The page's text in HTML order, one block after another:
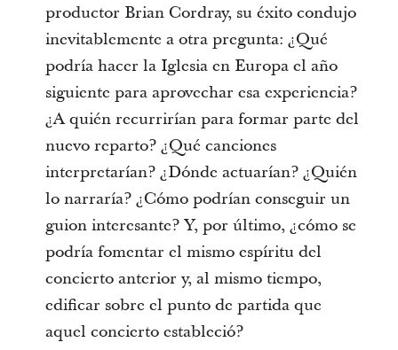
productor Brian Cordray, su éxito condujo
inevitablemente a otra pregunta: ¿Qué
podría hacer la Iglesia en Europa el año
siguiente para aprovechar esa experiencia?
¿A quién recurrirían para formar parte del
nuevo reparto? ¿Qué canciones
interpretarían? ¿Dónde actuarían? ¿Quién
lo narraría? ¿Cómo podrían conseguir un
guion interesante? Y, por último, ¿cómo se
podría fomentar el mismo espíritu del
concierto anterior y, al mismo tiempo,
edificar sobre el punto de partida que
aquel concierto estableció?